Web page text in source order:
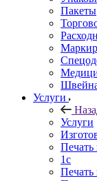
Пакеты
Услуги
Услуги
Печать
1c
Печать